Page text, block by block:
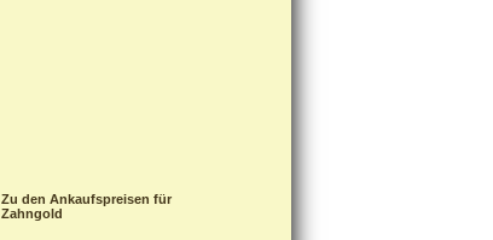
Zu den Ankaufspreisen für
Zahngold